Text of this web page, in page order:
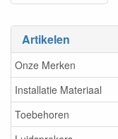
Artikelen
Onze Merken
Installatie Materiaal
Toebehoren